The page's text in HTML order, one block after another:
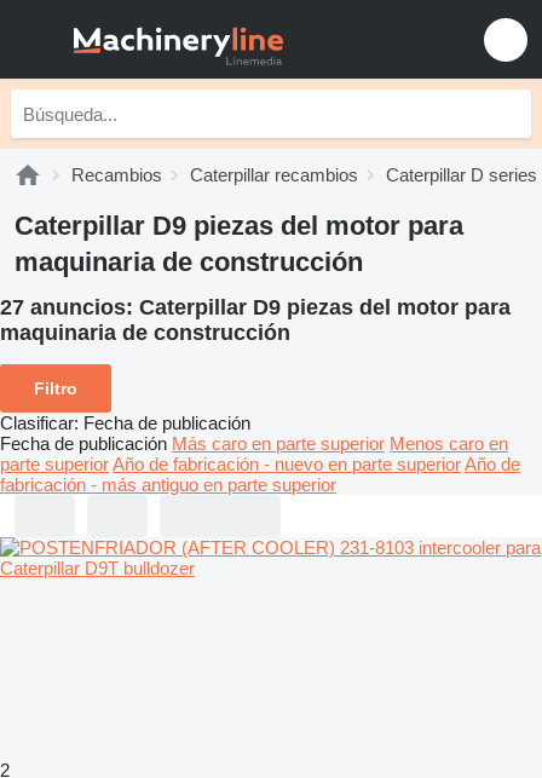
Recambios Caterpillar recambios Caterpillar D
Caterpillar D9 piezas del motor para
maquinaria de construcción
27 anuncios: Caterpillar D9 piezas del motor para
maquinaria de construcción
Filtro
Clasificar: Fecha de publicación
Fecha de publicación Más caro en parte superior Menos caro en
parte superiorAño de fabricación - nuevo en parte superiorAño de
fabricación - más antiguo en parte superior
2